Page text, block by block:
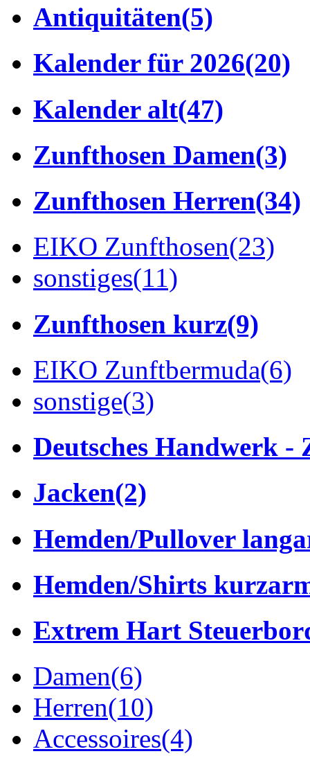
Antiquitäten(5)
Kalender für 2026(20)
Kalender alt(47)
Zunfthosen Damen(3)
Zunfthosen Herren(34)
EIKO Zunfthosen(23)
sonstiges(11)
Zunfthosen kurz(9)
EIKO Zunftbermuda(6)
sonstige(3)
Deutsches Handwerk -
Jacken(2)
Hemden/Pullover
Hemden/Shirts
Extrem Hart
Damen(6)
Herren(10)
Accessoires(4)